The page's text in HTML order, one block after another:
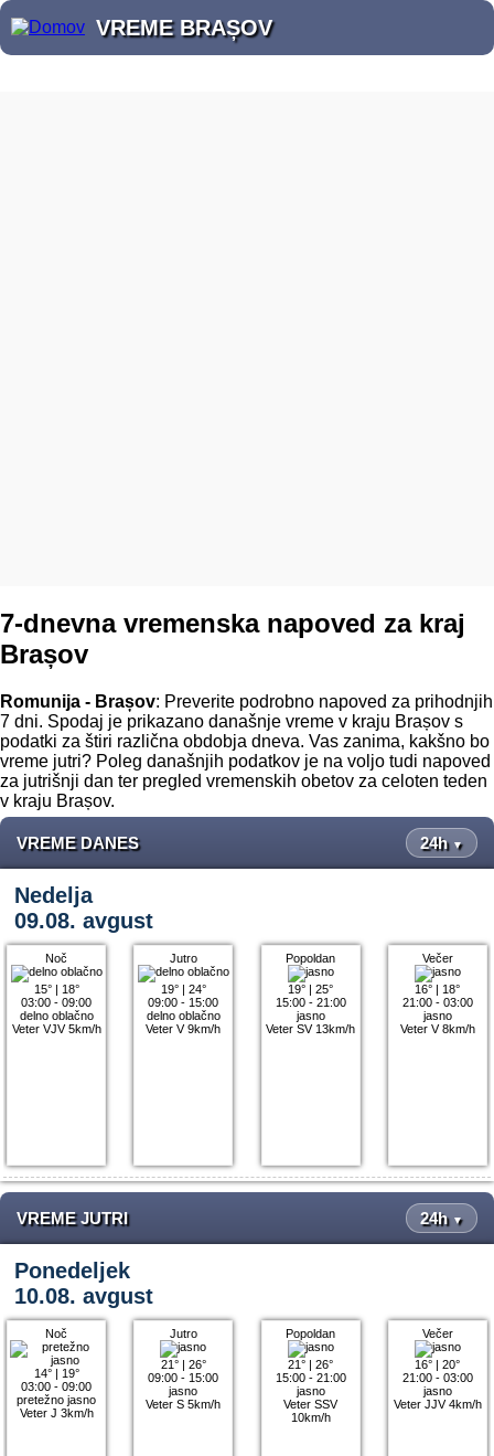
VREME BRAȘOV
7-dnevna vremenska napoved za kraj
Brașov
Romunija - Brașov: Preverite podrobno napoved za prihodnjih
7 dni. Spodaj je prikazano današnje vreme v kraju Brașov s
podatki za štiri različna obdobja dneva. Vas zanima, kakšno bo
vreme jutri? Poleg današnjih podatkov je na voljo tudi napoved
za jutrišnji dan ter pregled vremenskih obetov za celoten teden
v kraju Brașov.
VREME DANES 24h ▼
Nedelja
09.08. avgust
Noč
15°| 18°
03:00 - 09:00
delno oblačno
Veter VJV 5km/h
Jutro
19°| 24°
09:00 - 15:00
delno oblačno
Veter V 9km/h
Popoldan
19° |25°
15:00 - 21:00
jasno
Veter SV 13km/h
Večer
16° | 18°
21:00 - 03:00
jasno
Veter V 8km/h
VREME JUTRI 24h ▼
Ponedeljek
10.08. avgust
Noč
14°| 19°
03:00 - 09:00
pretežno jasno
Veter J 3km/h
Jutro
21°| 26°
09:00 - 15:00
jasno
Veter S 5km/h
Popoldan
21° |26°
15:00 - 21:00
jasno
Veter SSV
10km/h
Večer
16° |20°
21:00 - 03:00
jasno
Veter JJV 4km/h